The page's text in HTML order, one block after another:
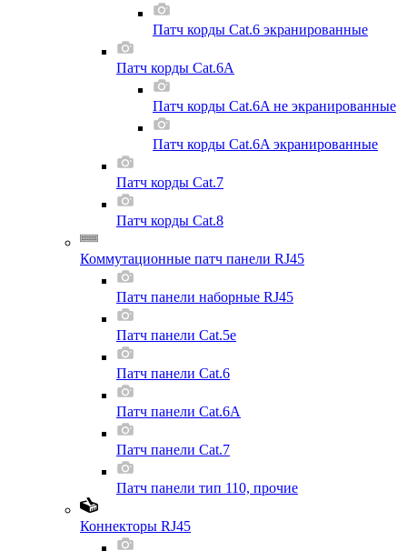
Патч корды Cat.6 экранированные
Патч корды Cat.6A
Патч корды Cat.6A не экранированные
Патч корды Cat.6A экранированные
Патч корды Cat.7
Патч корды Cat.8
Коммутационные патч панели RJ45
Патч панели наборные RJ45
Патч панели Cat.5e
Патч панели Cat.6
Патч панели Cat.6A
Патч панели Cat.7
Патч панели тип 110, прочие
Коннекторы RJ45